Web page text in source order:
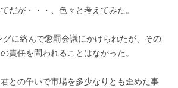
だが・・・、色々と考えてみた。
に絡んで懲罰会議にかけられたが、その
責任を問われることはなかった。
との争いで市場を多少なりとも歪めた事